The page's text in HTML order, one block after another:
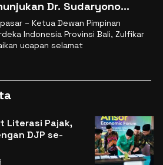
Dr. Sudaryono
Gizi Nasional
– Ketua Dewan Pimpinan
Indonesia Provinsi Bali, Zulfikar
ucapan selamat
Literasi Pajak,
DJP se-